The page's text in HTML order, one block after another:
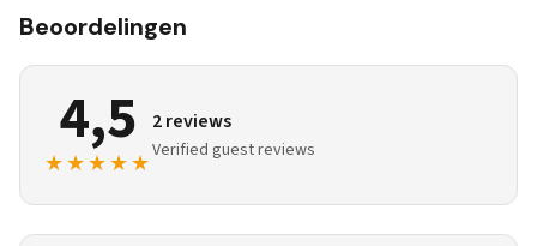
Beoordelingen
4,5
★★★★★
2 reviews
Verified guest reviews